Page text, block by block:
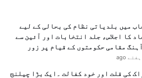
میں بلدیاتی نظام کی بحالی کے لیے
کا اجلاس، جلد انتخابات اور آئین سے
مقامی حکومتوں کے قیام پر زور
کی قلت اور خود کفالت ۔ایک بڑا چیلنج